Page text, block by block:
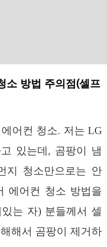
소 방법 주의점(셀프
어컨 청소. 저는 LG
있는데, 곰팡이 냄
지 청소만으로는 안
에어컨 청소 방법을
는 자) 분들께서 셀
해서 곰팡이 제거하